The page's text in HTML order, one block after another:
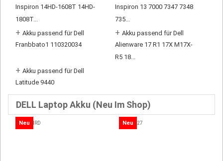
Inspiron 14HD-1608T 14HD-
1808T...
Inspiron 13 7000 7347 7348
735...
+ Akku passend für Dell
Franbbato1 110320034
+ Akku passend für Dell
Alienware 17 R1 17X M17X-
R5 18...
+ Akku passend für Dell
Latitude 9440
DELL Laptop Akku (Neu Im Shop)
Neu Neu